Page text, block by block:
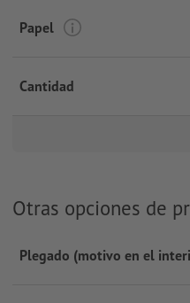
Papel
Cantidad
Otras opciones de
Plegado (motivo en el